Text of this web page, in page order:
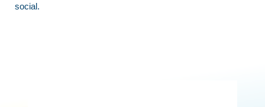
social.